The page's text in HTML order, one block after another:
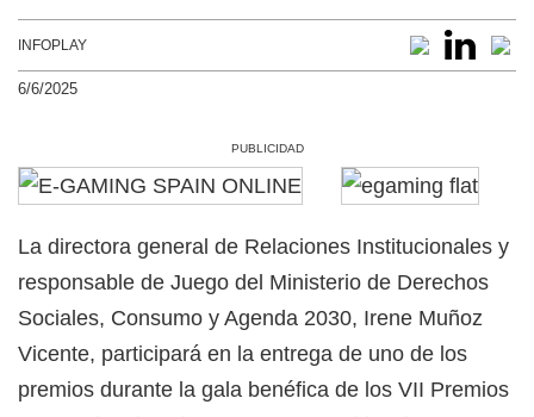
INFOPLAY
6/6/2025
PUBLICIDAD
La directora general de Relaciones Institucionales y
responsable de Juego del Ministerio de Derechos
Sociales, Consumo y Agenda 2030, Irene Muñoz
Vicente, participará en la entrega de uno de los
premios durante la gala benéfica de los VII Premios